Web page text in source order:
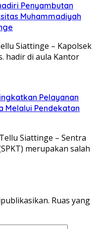
Penyambutan
Muhammadiyah
Siattinge – Kapolsek
hadir di aula Kantor
Pelayanan
Melalui Pendekatan
Siattinge – Sentra
merupakan salah
Ruas yang